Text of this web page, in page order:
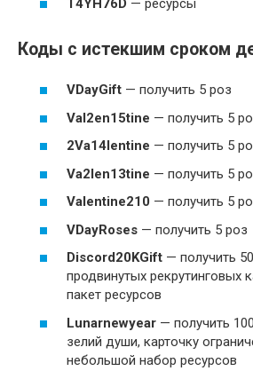
T4YH76D — ресурсы
Коды с истекшим сроком
VDayGift — получить 5 роз
Val2en15tine — получить 5
2Va14lentine — получить 5
Va2len13tine — получить 5
Valentine210 — получить 5
VDayRoses — получить 5 роз
Discord20KGift — получить
продвинутых рекрутинговых
пакет ресурсов
Lunarnewyear — получить
зелий души, карточку
небольшой набор ресурсов